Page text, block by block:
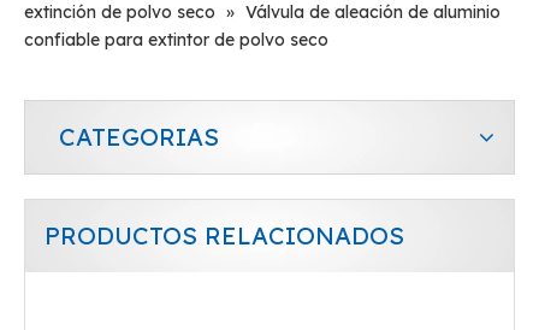
extinción de polvo seco » Válvula de aleación de aluminio
confiable para extintor de polvo seco
CATEGORIAS
PRODUCTOS RELACIONADOS
Válvula de extintor de incendios China Ningbo FUHUA fábrica de válvulas válvula forjada de aleación de cobre/latón para extintor de incendios de polvo seco